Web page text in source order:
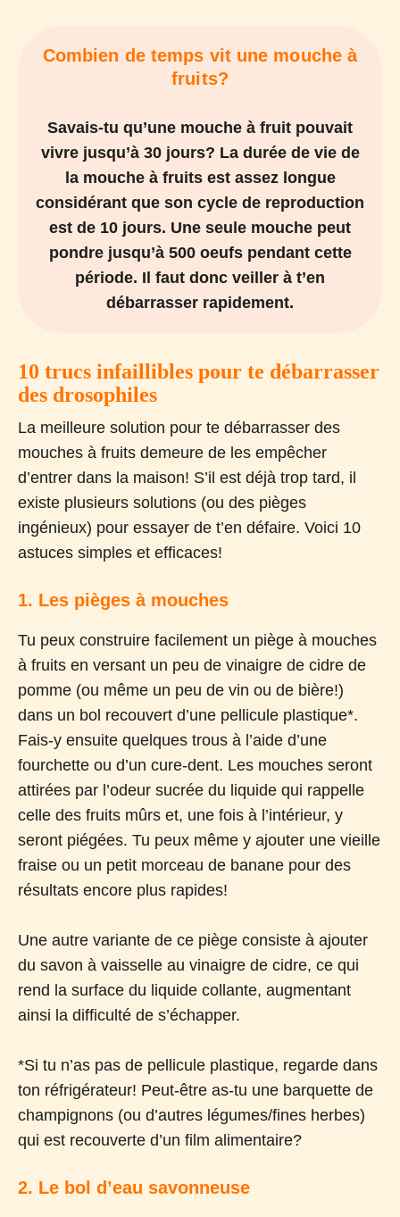
Combien de temps vit une mouche à
fruits?
Savais-tu qu’une mouche à fruit pouvait
vivre jusqu’à 30 jours? La durée de vie de
la mouche à fruits est assez longue
considérant que son cycle de reproduction
est de 10 jours. Une seule mouche peut
pondre jusqu’à 500 oeufs pendant cette
période. Il faut donc veiller à t’en
débarrasser rapidement.
10 trucs infaillibles pour te débarrasser
des drosophiles
La meilleure solution pour te débarrasser des
mouches à fruits demeure de les empêcher
d’entrer dans la maison! S’il est déjà trop tard, il
existe plusieurs solutions (ou des pièges
ingénieux) pour essayer de t’en défaire. Voici 10
astuces simples et efficaces!
1. Les pièges à mouches
Tu peux construire facilement un piège à mouches
à fruits en versant un peu de vinaigre de cidre de
pomme (ou même un peu de vin ou de bière!)
dans un bol recouvert d’une pellicule plastique*.
Fais-y ensuite quelques trous à l’aide d’une
fourchette ou d’un cure-dent. Les mouches seront
attirées par l’odeur sucrée du liquide qui rappelle
celle des fruits mûrs et, une fois à l’intérieur, y
seront piégées. Tu peux même y ajouter une vieille
fraise ou un petit morceau de banane pour des
résultats encore plus rapides!
Une autre variante de ce piège consiste à ajouter
du savon à vaisselle au vinaigre de cidre, ce qui
rend la surface du liquide collante, augmentant
ainsi la difficulté de s’échapper.
*Si tu n’as pas de pellicule plastique, regarde dans
ton réfrigérateur! Peut-être as-tu une barquette de
champignons (ou d’autres légumes/fines herbes)
qui est recouverte d’un film alimentaire?
2. Le bol d’eau savonneuse